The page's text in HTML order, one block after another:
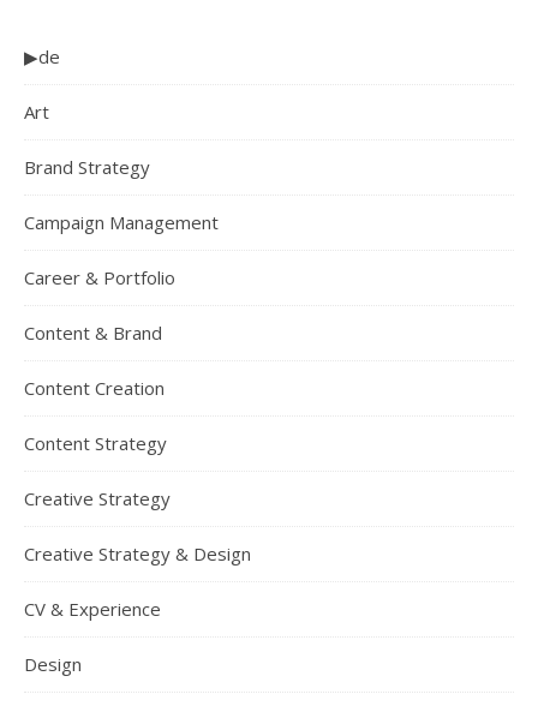
▶de
Art
Brand Strategy
Campaign Management
Career & Portfolio
Content & Brand
Content Creation
Content Strategy
Creative Strategy
Creative Strategy & Design
CV & Experience
Design